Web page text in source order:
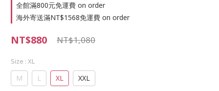
全館滿800元免運費 on order
海外寄送滿NT$1568免運費 on order
NT$880 NT$1,080
Size : XL
M L XL XXL